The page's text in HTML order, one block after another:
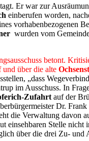
Er war zur
einberufen worden,
vorhabenbezogenen
wurden vom
betont.
über die alte
„dass
im Ausschuss. In
Zufahrt auf der
Dr.
die Verwaltung davon
einsehbaren Stelle nicht
über die drei Zu- und